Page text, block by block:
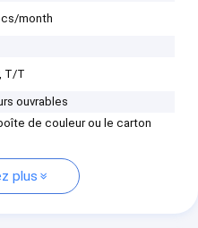
month
T/T
ouvrables
de couleur ou le carton
plus